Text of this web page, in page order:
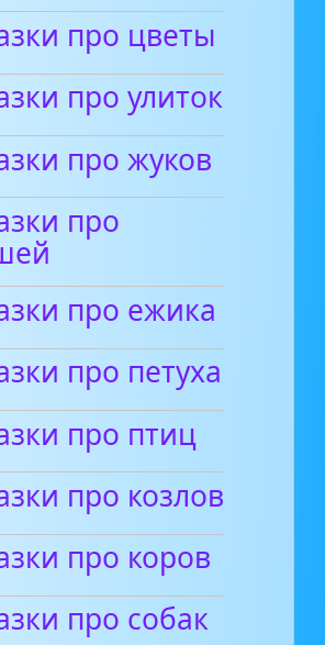
про цветы
про улиток
про жуков
про
про ежика
про петуха
про птиц
про козлов
про коров
про собак